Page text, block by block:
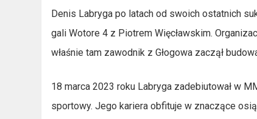
Denis Labryga po latach od swoich ostatnich
gali Wotore 4 z Piotrem Więcławskim.
właśnie tam zawodnik z Głogowa zaczął
18 marca 2023 roku Labryga zadebiutował w
sportowy. Jego kariera obfituje w znaczące